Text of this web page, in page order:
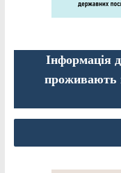
Інформація
проживають